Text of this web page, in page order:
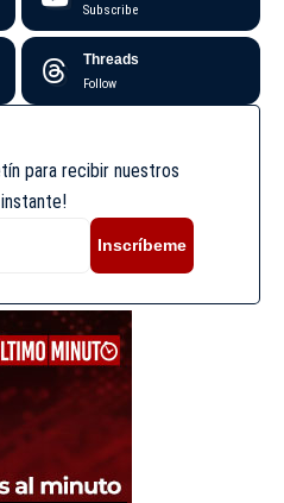
Subscribe
Threads
Follow
para recibir nuestros
Inscríbeme